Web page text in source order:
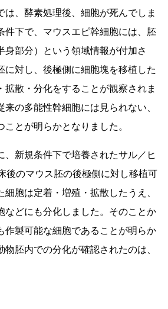
は、酵素処理後、細胞が死んでしま
件下で、マウスエピ幹細胞には、胚
身部分）という領域情報が付加さ
に対し、後極側に細胞塊を移植した
拡散・分化をすることが観察されま
来の多能性幹細胞には見られない、
ことが明らかとなりました。
、新規条件下で培養されたサル／ヒ
後のマウス胚の後極側に対し移植可
胞は定着・増殖・拡散したうえ、
などにも分化しました。そのことか
作製可能な細胞であることが明らか
胚内での分化が確認されたのは、